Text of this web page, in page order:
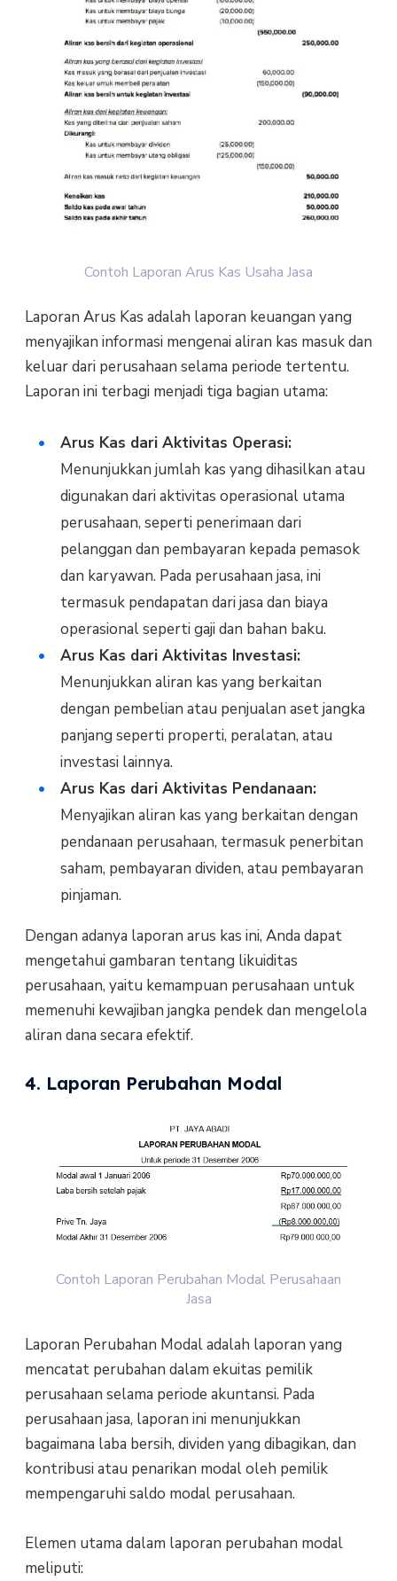
Contoh Laporan Arus Kas Usaha Jasa
Laporan Arus Kas adalah laporan keuangan yang
menyajikan informasi mengenai aliran kas masuk dan
keluar dari perusahaan selama periode tertentu.
Laporan ini terbagi menjadi tiga bagian utama:
Arus Kas dari Aktivitas Operasi:
Menunjukkan jumlah kas yang dihasilkan atau
digunakan dari aktivitas operasional utama
perusahaan, seperti penerimaan dari
pelanggan dan pembayaran kepada pemasok
dan karyawan. Pada perusahaan jasa, ini
termasuk pendapatan dari jasa dan biaya
operasional seperti gaji dan bahan baku.
Arus Kas dari Aktivitas Investasi:
Menunjukkan aliran kas yang berkaitan
dengan pembelian atau penjualan aset jangka
panjang seperti properti, peralatan, atau
investasi lainnya.
Arus Kas dari Aktivitas Pendanaan:
Menyajikan aliran kas yang berkaitan dengan
pendanaan perusahaan, termasuk penerbitan
saham, pembayaran dividen, atau pembayaran
pinjaman.
Dengan adanya laporan arus kas ini, Anda dapat
mengetahui gambaran tentang likuiditas
perusahaan, yaitu kemampuan perusahaan untuk
memenuhi kewajiban jangka pendek dan mengelola
aliran dana secara efektif.
4. Laporan Perubahan Modal
Contoh Laporan Perubahan Modal Perusahaan
Jasa
Laporan Perubahan Modal adalah laporan yang
mencatat perubahan dalam ekuitas pemilik
perusahaan selama periode akuntansi. Pada
perusahaan jasa, laporan ini menunjukkan
bagaimana laba bersih, dividen yang dibagikan, dan
kontribusi atau penarikan modal oleh pemilik
mempengaruhi saldo modal perusahaan.
Elemen utama dalam laporan perubahan modal
meliputi: